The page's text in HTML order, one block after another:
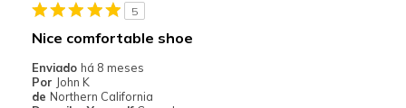
Casual Wear
Width
Sizing
5
Nice comfortable shoe
Enviado há 8 meses
Por John K
de Northern California